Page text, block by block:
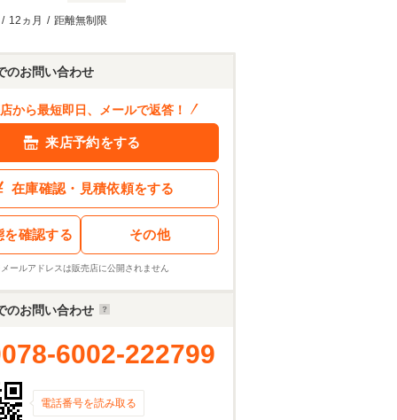
/ 12ヵ月 / 距離無制限
のお問い合わせ
から最短即日、メールで返答！
来店予約をする
在庫確認・見積依頼をする
を確認する その他
ールアドレスは販売店に公開されません
のお問い合わせ
6002-222799
電話番号を読み取る